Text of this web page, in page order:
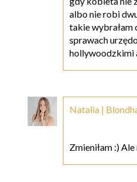
albo nie robi
takie wybrałam
sprawach
hollywoodzkimi
Natalia |
Zmieniłam :)